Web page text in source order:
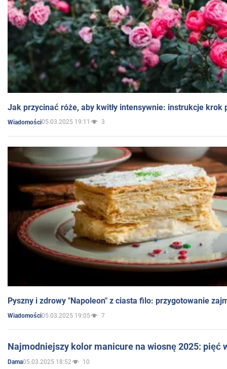
Jak przycinać róże, aby kwitły intensywnie: instrukcje krok
Wiadomości05.03.2025 19:11 3
Pyszny i zdrowy "Napoleon" z ciasta filo: przygotowanie
Wiadomości05.03.2025 19:05 7
Najmodniejszy kolor manicure na wiosnę 2025: pięć
Dama05.03.2025 18:52 10